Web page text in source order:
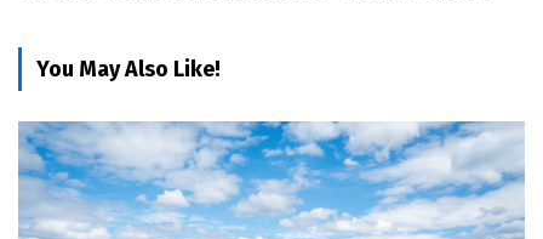
You May Also Like!